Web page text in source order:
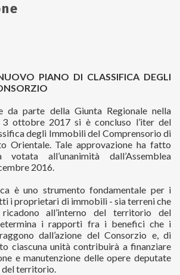
PIANO DI CLASSIFICA DEGLI
da parte della Giunta Regionale nella
ottobre 2017 si è concluso l’iter del
degli Immobili del Comprensorio di
Orientale. Tale approvazione ha fatto
all’unanimità dall’Assemblea
2016.
è uno strumento fondamentale per i
i proprietari di immobili - sia terreni che
all’interno del territorio del
i rapporti fra i benefici che i
dall’azione del Consorzio e, di
ciascuna unità contribuirà a finanziare
e manutenzione delle opere deputate
del territorio.